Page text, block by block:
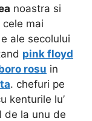
noastra si
mai
ale secolului
pink floyd
rosu in
. chefuri pe
kenturile lu’
de la unu de